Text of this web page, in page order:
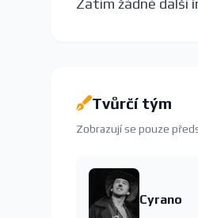
Zatím žádné další
Tvůrčí tým
Zobrazují se pouze
Cyrano